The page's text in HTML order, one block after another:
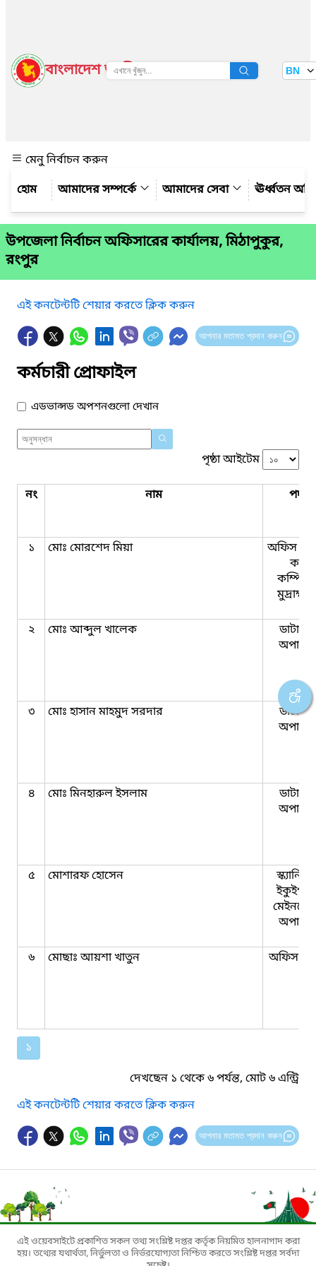
বাংলাদেশ জাতীয় তথ্য বাতায়ন BN
মেনু নির্বাচন করুন
আমাদের সম্পর্কে
আমাদের সেবা ঊর্ধ্বতন
উপজেলা নির্বাচন অফিসারের কার্যালয়, মিঠাপুকুর,
রংপুর
এই কনটেন্টটি শেয়ার করতে ক্লিক করুন
আপনার মতামত প্রদান করুন
কর্মচারী প্রোফাইল
এডভান্সড অপশনগুলো দেখান
পৃষ্ঠা আইটেম
নং নাম পদবি
১ মোঃ মোরশেদ মিয়া
অফিস
কাম-
২ মোঃ আব্দুল খালেক
ডাটা
৩ মোঃ হাসান মাহমুদ সরদার
ডাটা
৪ মোঃ মিনহারুল ইসলাম
ডাটা
৫ মোশারফ হোসেন
স্ক্যানিং
৬ মোছাঃ আয়শা খাতুন অফিস
১
দেখছেন ১ থেকে ৬ পর্যন্ত, মোট ৬ এন্ট্রি
এই কনটেন্টটি শেয়ার করতে ক্লিক করুন
আপনার মতামত প্রদান করুন
এই ওয়েবসাইটে প্রকাশিত সকল তথ্য সংশ্লিষ্ট দপ্তর কর্তৃক নিয়মিত হালনাগাদ করা
হয়। তথ্যের যথার্থতা, নির্ভুলতা ও নির্ভরযোগ্যতা নিশ্চিত করতে সংশ্লিষ্ট দপ্তর সর্বদা